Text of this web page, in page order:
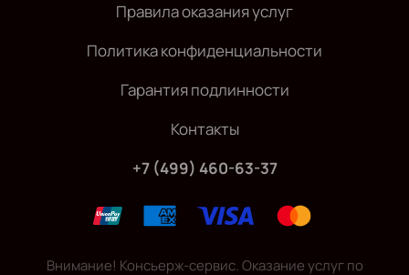
Правила оказания услуг
Политика конфиденциальности
Гарантия подлинности
Контакты
+7 (499) 460-63-37
Внимание! Консьерж-сервис. Оказание услуг по